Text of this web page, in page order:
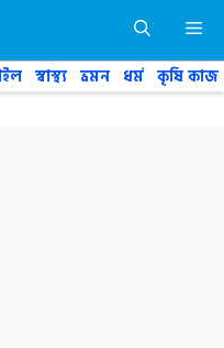
স্বাস্থ্য ভ্রমন ধর্ম কৃষি কাজ